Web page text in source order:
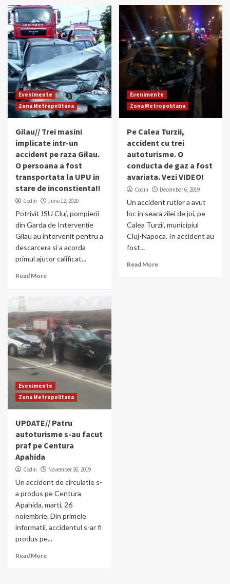
Evenimente
Zona Metropolitana
Gilau// Trei masini
implicate intr-un
accident pe raza Gilau.
O persoana a fost
transportata la UPU in
stare de inconstienta!!
Codin June 12, 2020
Potrivit ISU Cluj, pompierii
din Garda de Intervenție
Gilau au intervenit pentru a
descarcera si a acorda
primul ajutor calificat...
Read More
Evenimente
Zona Metropolitana
Pe Calea Turzii,
accident cu trei
autoturisme. O
conducta de gaz a fost
avariata. Vezi VIDEO!
Codin December 6, 2019
Un accident rutier a avut
loc in seara zilei de joi, pe
Calea Turzii, municipiul
Cluj-Napoca. In accident au
fost...
Read More
Evenimente
Zona Metropolitana
UPDATE// Patru
autoturisme s-au facut
praf pe Centura
Apahida
Codin November 26, 2019
Un accident de circulatie s-
a produs pe Centura
Apahida, marti, 26
noiembrie. Din primele
informatii, accidentul s-ar fi
produs pe...
Read More